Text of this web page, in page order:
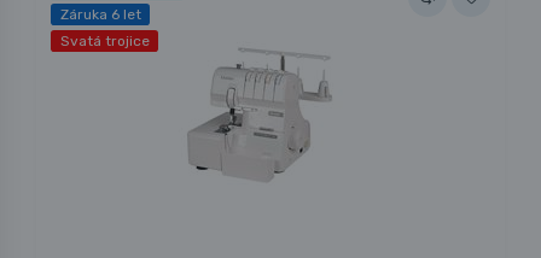
Záruka 6 let
Svatá trojice